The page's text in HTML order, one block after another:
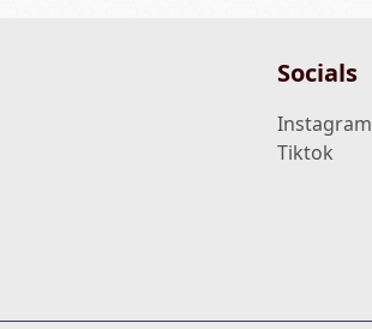
Socials
Instagram
Tiktok